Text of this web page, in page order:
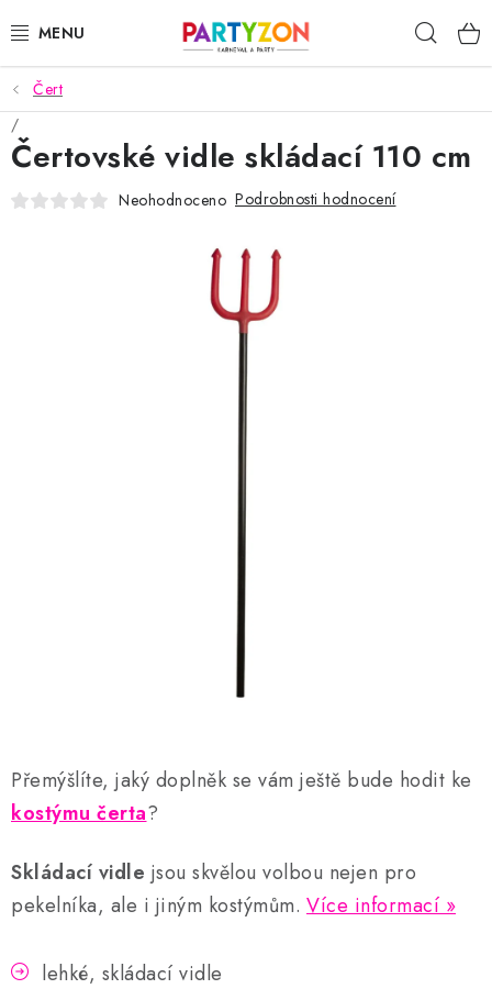
na
KARNEVALOVÉ MASKY
KARNEVALOVÉ KOSTÝMY
DOPLŇKY NA KARNEVAL
Čert
Přemýšlíte, jaký doplněk se vám ještě bude hodit ke
kostýmu čerta?
Skládací vidle jsou skvělou volbou nejen pro
pekelníka, ale i jiným kostýmům. Více informací
lehké, skládací vidle
Čertovské vidle skládací 110 cm
Neohodnoceno Podrobnosti hodnocení